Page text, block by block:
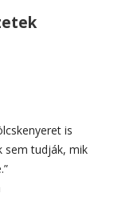
is
sem tudják, mik